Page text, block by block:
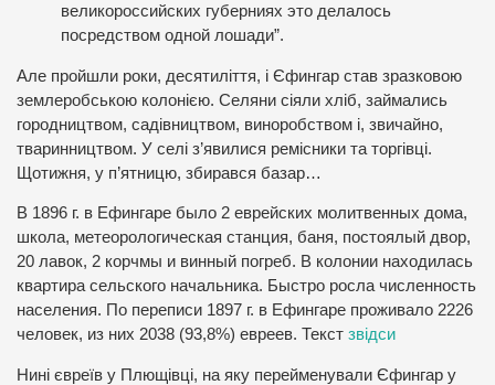
великороссийских губерниях это делалось
посредством одной лошади”.
Але пройшли роки, десятиліття, і Єфингар став зразковою
землеробською колонією. Селяни сіяли хліб, займались
городництвом, садівництвом, виноробством і, звичайно,
тваринництвом. У селі з’явилися ремісники та торгівці.
Щотижня, у п’ятницю, збирався базар…
В 1896 г. в Ефингаре было 2 еврейских молитвенных дома,
школа, метеорологическая станция, баня, постоялый двор,
20 лавок, 2 корчмы и винный погреб. В колонии находилась
квартира сельского начальника. Быстро росла численность
населения. По переписи 1897 г. в Ефингаре проживало 2226
человек, из них 2038 (93,8%) евреев. Текст звідси
Нині євреїв у Плющівці, на яку перейменували Єфингар у